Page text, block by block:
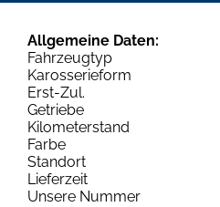
Allgemeine Daten:
Fahrzeugtyp
Karosserieform
Erst-Zul.
Getriebe
Kilometerstand
Farbe
Standort
Lieferzeit
Unsere Nummer